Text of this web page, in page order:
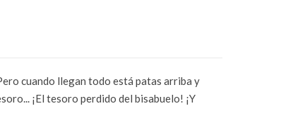
cuando llegan todo está patas arriba y
¡El tesoro perdido del bisabuelo! ¡Y